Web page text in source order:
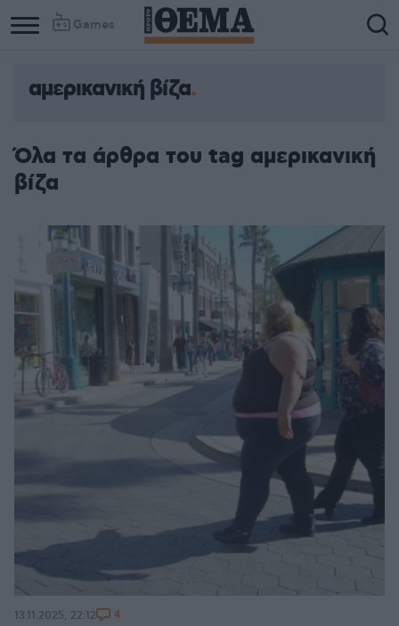
Games
αμερικανική βίζα
Όλα τα άρθρα του tag αμερικανική
βίζα
13.11.2025, 22:12 4